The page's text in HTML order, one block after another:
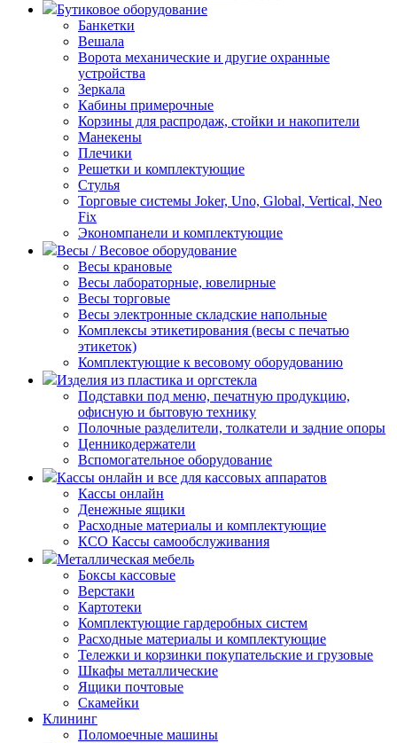
Бутиковое оборудование
Банкетки
Вешала
Ворота механические и другие охранные
устройства
Зеркала
Кабины примерочные
Корзины для распродаж, стойки и накопители
Манекены
Плечики
Решетки и комплектующие
Стулья
Торговые системы Joker, Uno, Global, Vertical, Neo
Fix
Экономпанели и комплектующие
Весы / Весовое оборудование
Весы крановые
Весы лабораторные, ювелирные
Весы торговые
Весы электронные складские напольные
Комплексы этикетирования (весы с печатью
этикеток)
Комплектующие к весовому оборудованию
Изделия из пластика и оргстекла
Подставки под меню, печатную продукцию,
офисную и бытовую технику
Полочные разделители, толкатели и задние опоры
Ценникодержатели
Вспомогательное оборудование
Кассы онлайн и все для кассовых аппаратов
Кассы онлайн
Денежные ящики
Расходные материалы и комплектующие
КСО Кассы самообслуживания
Металлическая мебель
Боксы кассовые
Верстаки
Картотеки
Комплектующие гардеробных систем
Расходные материалы и комплектующие
Тележки и корзинки покупательские и грузовые
Шкафы металлические
Ящики почтовые
Скамейки
Клининг
Поломоечные машины